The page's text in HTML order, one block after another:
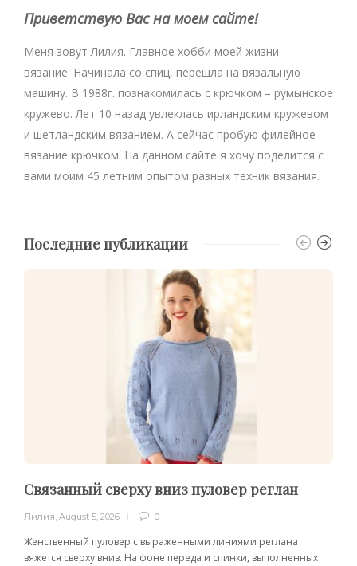
Приветствую Вас на моем сайте!
Меня зовут Лилия. Главное хобби моей жизни –
вязание. Начинала со спиц, перешла на вязальную
машину. В 1988г. познакомилась с крючком – румынское
кружево. Лет 10 назад увлеклась ирландским кружевом
и шетландским вязанием. А сейчас пробую филейное
вязание крючком. На данном сайте я хочу поделится с
вами моим 45 летним опытом разных техник вязания.
Последние публикации
Связанный сверху вниз пуловер реглан
Лилия, August 5, 2026 0
Женственный пуловер с выраженными линиями реглана
вяжется сверху вниз. На фоне переда и спинки, выполненных